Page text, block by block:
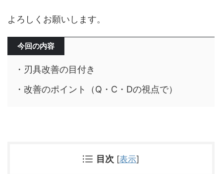
よろしくお願いします。
今回の内容
・刃具改善の目付き
・改善のポイント（Q・C・Dの視点で）
目次 [表示]